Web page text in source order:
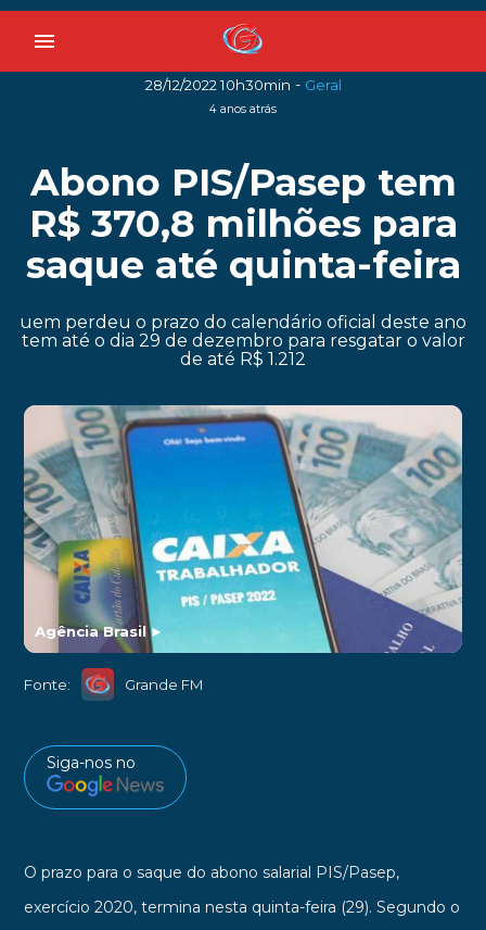
menu
28/12/2022 10h30min - Geral
4 anos atrás
Abono PIS/Pasep tem
R$ 370,8 milhões para
saque até quinta-feira
uem perdeu o prazo do calendário oficial deste ano
tem até o dia 29 de dezembro para resgatar o valor
de até R$ 1.212
Agência Brasil ►
Fonte: Grande FM
Siga-nos no
O prazo para o saque do abono salarial PIS/Pasep,
exercício 2020, termina nesta quinta-feira (29). Segundo o